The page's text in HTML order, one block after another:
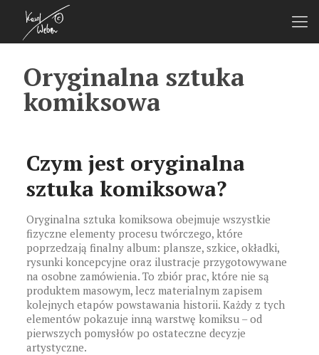
Oryginalna sztuka
komiksowa
Czym jest oryginalna
sztuka komiksowa?
Oryginalna sztuka komiksowa obejmuje wszystkie
fizyczne elementy procesu twórczego, które
poprzedzają finalny album: plansze, szkice, okładki,
rysunki koncepcyjne oraz ilustracje przygotowywane
na osobne zamówienia. To zbiór prac, które nie są
produktem masowym, lecz materialnym zapisem
kolejnych etapów powstawania historii. Każdy z tych
elementów pokazuje inną warstwę komiksu – od
pierwszych pomysłów po ostateczne decyzje
artystyczne.